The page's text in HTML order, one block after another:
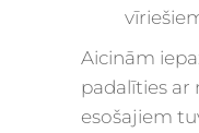
Aicinām
padalīties ar
esošajiem